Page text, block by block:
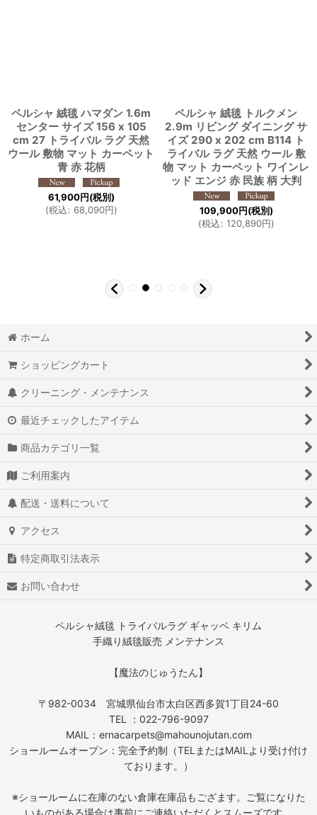
ペルシャ 絨毯 ハマダン 1.6m
センター サイズ 156 x 105
cm 27 トライバル ラグ 天然
ウール 敷物 マット カーペット
青 赤 花柄
61,900円(税別)
(税込: 68,090円)
ペルシャ 絨毯 トルクメン
2.9m リビング ダイニング サ
イズ 290 x 202 cm B114 ト
ライバル ラグ 天然 ウール 敷
物 マット カーペット ワインレ
ッド エンジ 赤 民族 柄 大判
109,900円(税別)
(税込: 120,890円)
ホーム
ショッピングカート
クリーニング・メンテナンス
最近チェックしたアイテム
商品カテゴリ一覧
ご利用案内
配送・送料について
アクセス
特定商取引法表示
お問い合わせ
ペルシャ絨毯 トライバルラグ ギャッベ キリム
手織り絨毯販売 メンテナンス
【魔法のじゅうたん】
〒982-0034 宮城県仙台市太白区西多賀1丁目24-60
TEL ：022-796-9097
MAIL：ernacarpets@mahounojutan.com
ショールームオープン：完全予約制（TELまたはMAILより受け付け
ております。）
※ショールームに在庫のない倉庫在庫品もござます。ご覧になりた
いものがある場合は事前にご連絡いただくとスムーズです。